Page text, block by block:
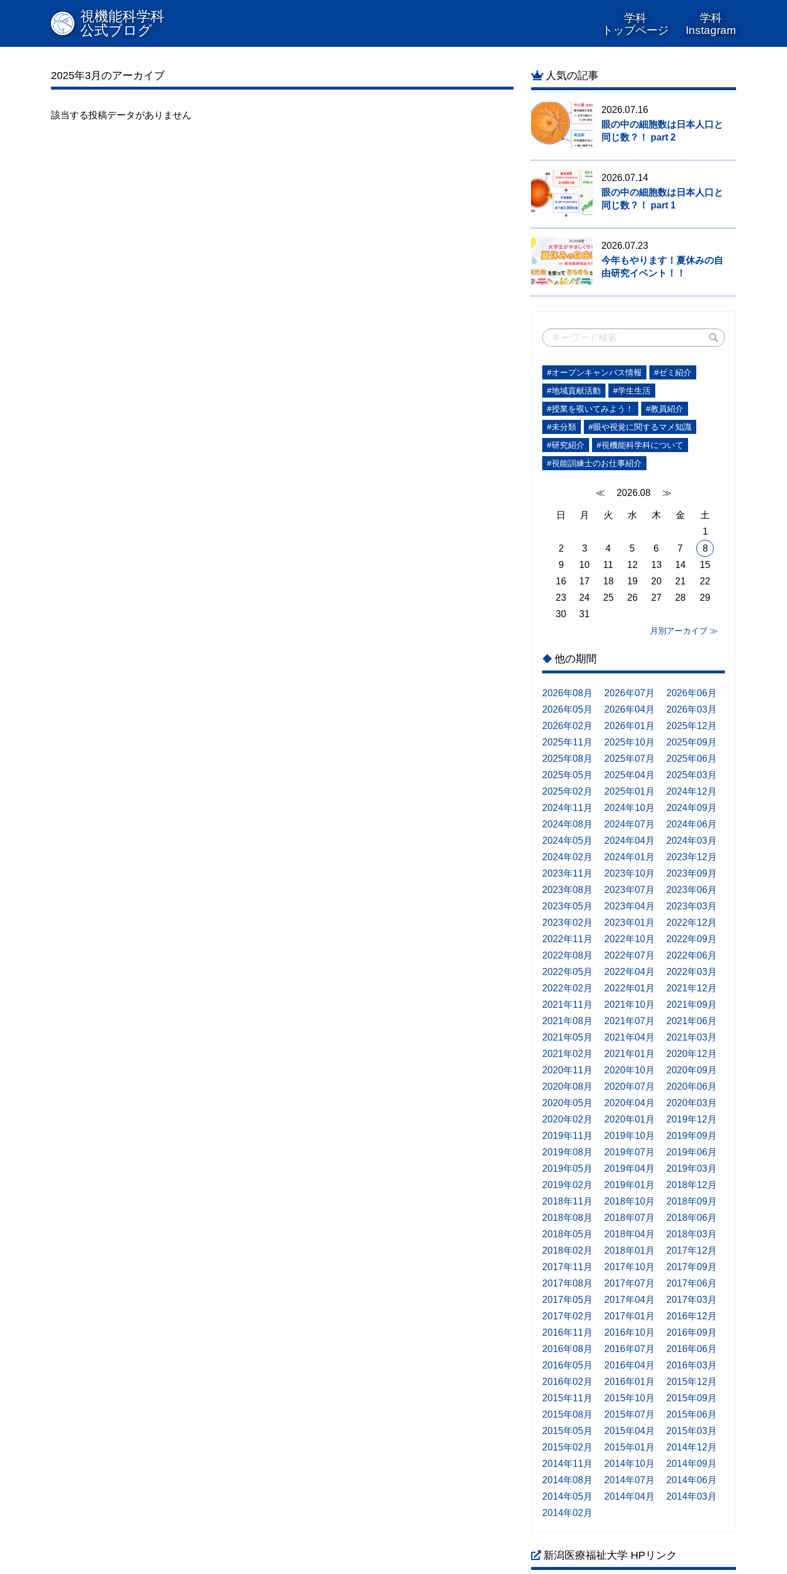
学科
トップページ
学科
Instagram
視機能科学科
公式ブログ
2025年3月のアーカイブ
該当する投稿データがありません
人気の記事
2026.07.16
眼の中の細胞数は日本人口と
同じ数？！ part 2
2026.07.14
眼の中の細胞数は日本人口と
同じ数？！ part 1
2026.07.23
今年もやります！夏休みの自
由研究イベント！！
#オープンキャンパス情報
#ゼミ紹介
#地域貢献活動
#学生生活
#授業を覗いてみよう！
#教員紹介
#未分類
#眼や視覚に関するマメ知識
#研究紹介
#視機能科学科について
#視能訓練士のお仕事紹介
≪ 2026.08 ≫
日 月 火 水 木 金
土
1
2
3 4 5 6 7
8
9
10 11 12 13 14
15
16
17 18 19 20 21
22
23
24 25 26 27 28
29
30
31
月別アーカイブ ≫
◆ 他の期間
2026年08月 2026年07月
2026年06月
2026年05月
2026年04月
2026年03月
2026年02月
2026年01月
2025年12月
2025年11月
2025年10月
2025年09月
2025年08月
2025年07月
2025年06月
2025年05月
2025年04月
2025年03月
2025年02月
2025年01月
2024年12月
2024年11月
2024年10月
2024年09月
2024年08月
2024年07月
2024年06月
2024年05月
2024年04月
2024年03月
2024年02月
2024年01月
2023年12月
2023年11月
2023年10月
2023年09月
2023年08月
2023年07月
2023年06月
2023年05月
2023年04月
2023年03月
2023年02月
2023年01月
2022年12月
2022年11月
2022年10月
2022年09月
2022年08月
2022年07月
2022年06月
2022年05月
2022年04月
2022年03月
2022年02月
2022年01月
2021年12月
2021年11月
2021年10月
2021年09月
2021年08月
2021年07月
2021年06月
2021年05月
2021年04月
2021年03月
2021年02月
2021年01月
2020年12月
2020年11月
2020年10月
2020年09月
2020年08月
2020年07月
2020年06月
2020年05月
2020年04月
2020年03月
2020年02月
2020年01月
2019年12月
2019年11月
2019年10月
2019年09月
2019年08月
2019年07月
2019年06月
2019年05月
2019年04月
2019年03月
2019年02月
2019年01月
2018年12月
2018年11月
2018年10月
2018年09月
2018年08月
2018年07月
2018年06月
2018年05月
2018年04月
2018年03月
2018年02月
2018年01月
2017年12月
2017年11月
2017年10月
2017年09月
2017年08月
2017年07月
2017年06月
2017年05月
2017年04月
2017年03月
2017年02月
2017年01月
2016年12月
2016年11月
2016年10月
2016年09月
2016年08月
2016年07月
2016年06月
2016年05月
2016年04月
2016年03月
2016年02月
2016年01月
2015年12月
2015年11月
2015年10月
2015年09月
2015年08月
2015年07月
2015年06月
2015年05月
2015年04月
2015年03月
2015年02月
2015年01月
2014年12月
2014年11月
2014年10月
2014年09月
2014年08月
2014年07月
2014年06月
2014年05月
2014年04月
2014年03月
2014年02月
新潟医療福祉大学 HPリンク